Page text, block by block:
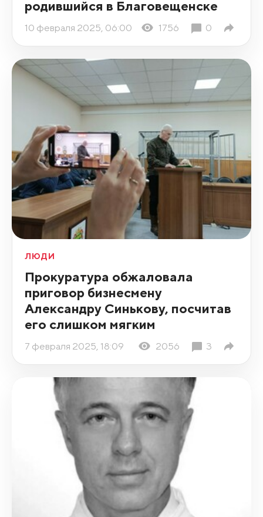
родившийся в Благовещенске
10 февраля 2025, 06:00 1756 0
ЛЮДИ
Прокуратура обжаловала
приговор бизнесмену
Александру Синькову, посчитав
его слишком мягким
7 февраля 2025, 18:09 2056 3